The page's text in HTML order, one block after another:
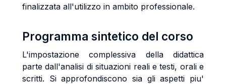
finalizzata all'utilizzo in ambito professionale.
Programma sintetico del corso
L'impostazione complessiva della didattica
parte dall'analisi di situazioni reali e testi, orali e
scritti. Si approfondiscono sia gli aspetti piu'